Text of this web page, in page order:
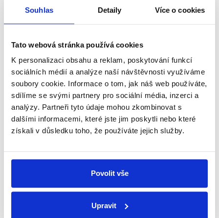
Souhlas Detaily Více o cookies
Tato webová stránka používá cookies
K personalizaci obsahu a reklam, poskytování funkcí
sociálních médií a analýze naší návštěvnosti využíváme
soubory cookie. Informace o tom, jak náš web používáte,
sdílíme se svými partnery pro sociální média, inzerci a
analýzy. Partneři tyto údaje mohou zkombinovat s
dalšími informacemi, které jste jim poskytli nebo které
získali v důsledku toho, že používáte jejich služby.
Povolit vše
Upravit
Newsletter WhatsApp
Sociální sítě
Nenechte si ujít nejnovější události
z Demagog.cz. Sdílením našich
příspěvků přátelům podpoříte naši
práci.